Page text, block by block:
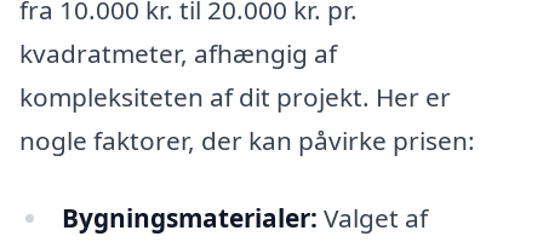
fra 10.000 kr. til 20.000 kr. pr.
kvadratmeter, afhængig af
kompleksiteten af dit projekt. Her er
nogle faktorer, der kan påvirke prisen:
Bygningsmaterialer: Valget af